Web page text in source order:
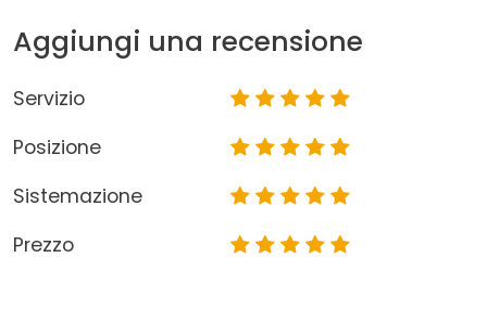
Aggiungi una recensione
Servizio
Posizione
Sistemazione
Prezzo